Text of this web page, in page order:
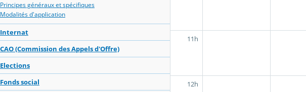
Principes généraux et spécifiques
Modalités d'application
Internat
CAO (Commission des Appels d'Offre)
Elections
Fonds social
11h
12h